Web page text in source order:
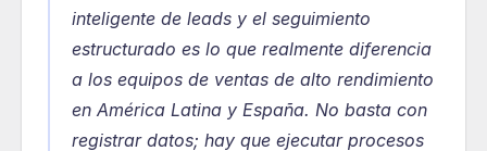
inteligente de leads y el seguimiento
estructurado es lo que realmente diferencia
a los equipos de ventas de alto rendimiento
en América Latina y España. No basta con
registrar datos; hay que ejecutar procesos